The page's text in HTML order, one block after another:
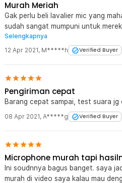
Murah Meriah
Gak perlu beli lavalier mic yang
sudah sangat mumpuni untuk
yang baik
Selengkapnya
12 Apr 2021, M*****h Verified Buyer
Pengiriman cepat
Barang cepat sampai, test suara jg
08 Apr 2021, A*****g Verified Buyer
Microphone murah tapi
Ini soudnnya bagus banget. saya
murah di video saya kalau mau dengerin sample videonya ada di